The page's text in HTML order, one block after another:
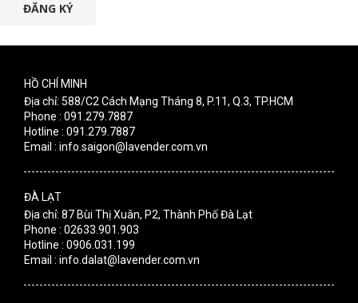
ĐĂNG KÝ
HỒ CHÍ MINH
Địa chỉ: 588/C2 Cách Mạng Tháng 8, P.11, Q.3, TP.HCM
Phone : 091.279.7887
Hotline : 091.279.7887
Email : info.saigon@lavender.com.vn
ĐÀ LẠT
Địa chỉ: 87 Bùi Thị Xuân, P2, Thành Phố Đà Lạt
Phone : 02633.901.903
Hotline : 0906.031.199
Email : info.dalat@lavender.com.vn